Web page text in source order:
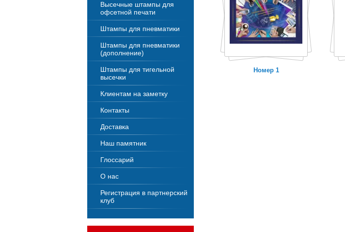
Номер 1
Высечные штампы для
офсетной печати
Штампы для пневматики
Штампы для пневматики
(дополнение)
Штампы для тигельной
высечки
Клиентам на заметку
Контакты
Доставка
Наш памятник
Глоссарий
О нас
Регистрация в партнерский
клуб